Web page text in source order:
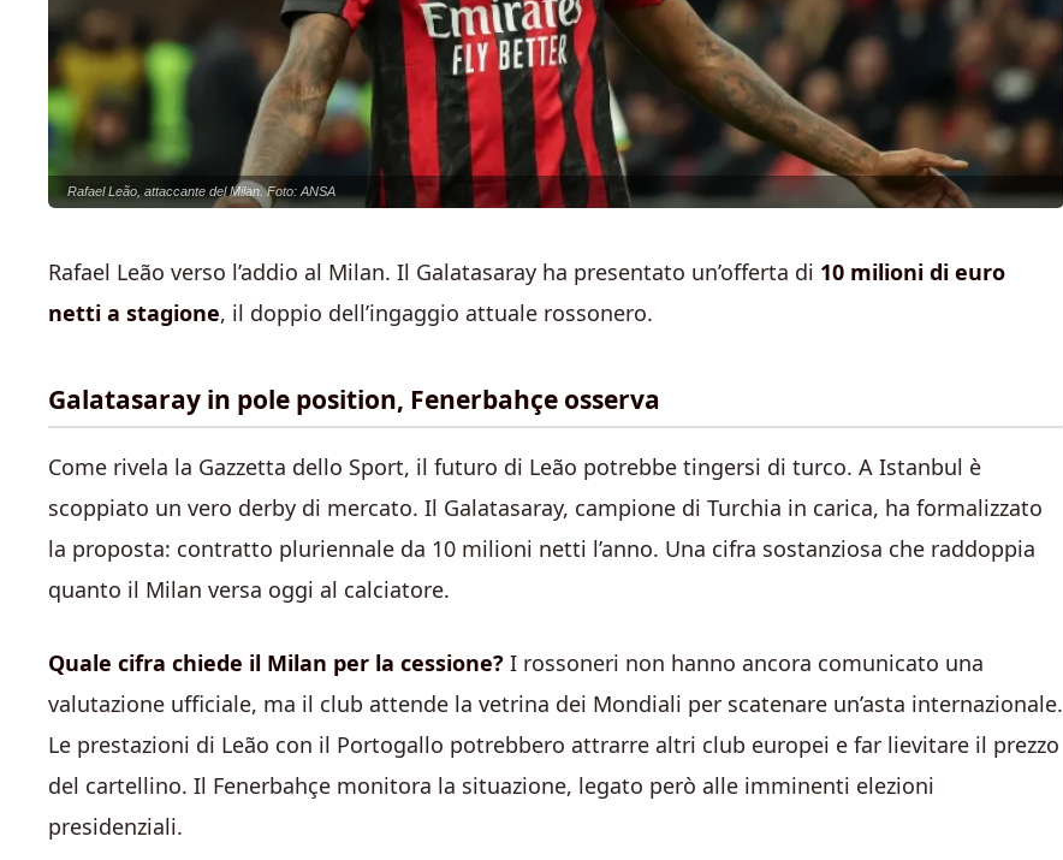
Rafael Leão, attaccante del Milan. Foto: ANSA
Rafael Leão verso l’addio al Milan. Il Galatasaray ha presentato un’offerta di 10 milioni di euro
netti a stagione, il doppio dell’ingaggio attuale rossonero.
Galatasaray in pole position, Fenerbahçe osserva
Come rivela la Gazzetta dello Sport, il futuro di Leão potrebbe tingersi di turco. A Istanbul è
scoppiato un vero derby di mercato. Il Galatasaray, campione di Turchia in carica, ha formalizzato
la proposta: contratto pluriennale da 10 milioni netti l’anno. Una cifra sostanziosa che raddoppia
quanto il Milan versa oggi al calciatore.
Quale cifra chiede il Milan per la cessione? I rossoneri non hanno ancora comunicato una
valutazione ufficiale, ma il club attende la vetrina dei Mondiali per scatenare un’asta internazionale.
Le prestazioni di Leão con il Portogallo potrebbero attrarre altri club europei e far lievitare il prezzo
del cartellino. Il Fenerbahçe monitora la situazione, legato però alle imminenti elezioni
presidenziali.